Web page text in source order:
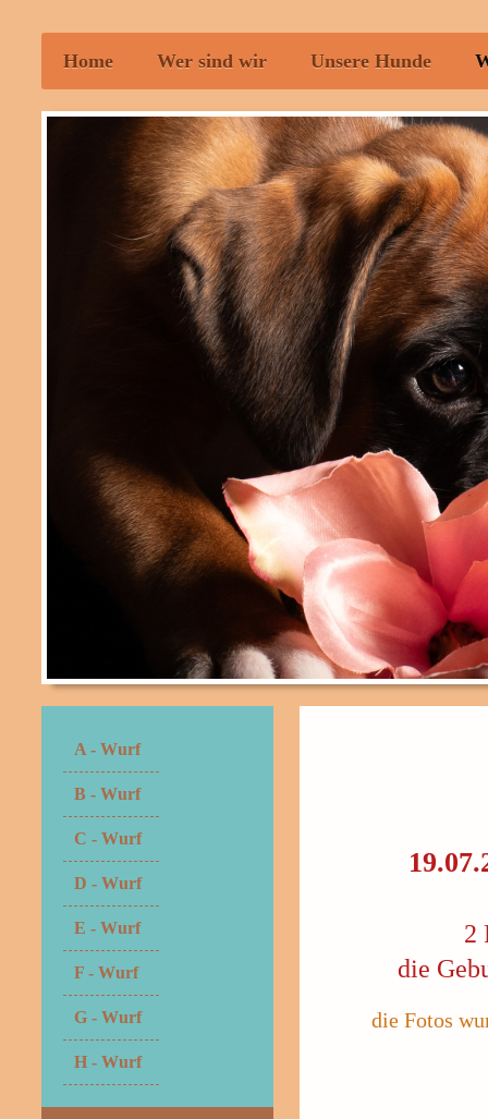
Home Wer sind wir Unsere Hunde
2
die
die Fotos
A - Wurf
B - Wurf
C - Wurf
D - Wurf
E - Wurf
F - Wurf
G - Wurf
H - Wurf